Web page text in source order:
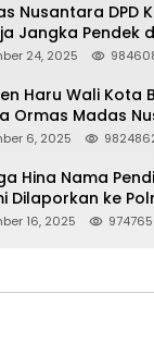
Nusantara DPD
Jangka Pendek
24, 2025
Haru Wali Kota
Ormas Madas
Tinggi
6, 2025
Hina Nama
Dilaporkan ke
16, 2025